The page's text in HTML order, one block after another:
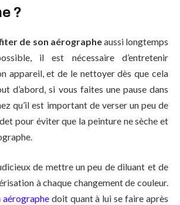
?
de son aérographeaussi longtemps
il est nécessaire d’entretenir
appareil, et de le nettoyer dès que cela
d’abord, si vous faites une pause dans
qu’il est important de verser un peu de
pour éviter que la peinture ne sèche et
de mettre un peu de diluant et de
à chaque changement de couleur.
aérographedoit quant à lui se faire après